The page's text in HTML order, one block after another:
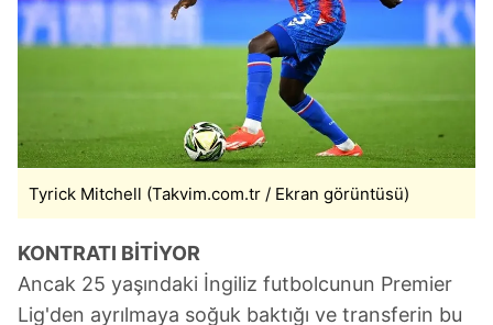
Tyrick Mitchell (Takvim.com.tr / Ekran görüntüsü)
KONTRATI BİTİYOR
Ancak 25 yaşındaki İngiliz futbolcunun Premier
Lig'den ayrılmaya soğuk baktığı ve transferin bu